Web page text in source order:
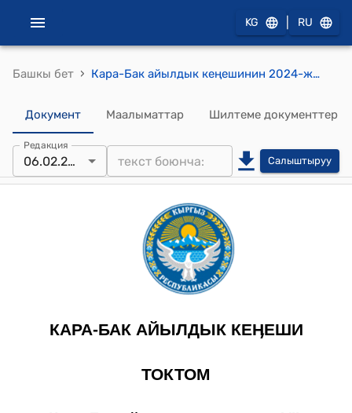
KG RU
Башкы бет › Кара-Бак айылдык кеңешинин 2024-жылдын 6-февралындагы №13 "Айыл чарба багытындагы пайдаланылбай жаткан жер аянттарын Сот аркылуу кайтаруу жөнүндө" токтому
Документ Маалыматтар Шилтеме документтер
Редакция
06.02.2024 Салыштыруу